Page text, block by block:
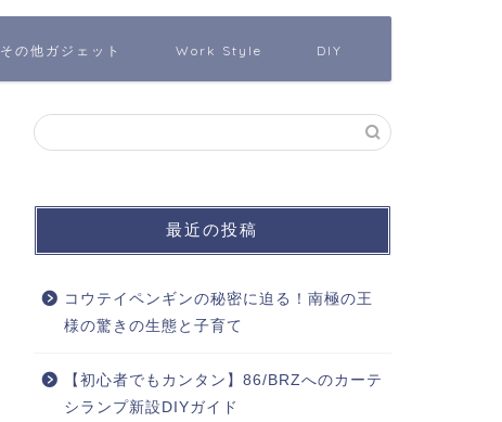
その他ガジェット Work Style DIY
最近の投稿
コウテイペンギンの秘密に迫る！南極の王
様の驚きの生態と子育て
【初心者でもカンタン】86/BRZへのカーテ
シランプ新設DIYガイド